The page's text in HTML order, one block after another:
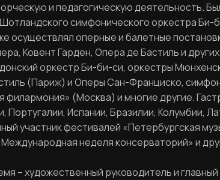
и педагогическую деятельность.
симфонического оркестра
осуществлял оперные и балетные
Ковент Гарден, Опера де Бастиль и
оркестр Би-би-си, оркестры
(Париж) и Оперы Сан-Франциско,
филармония» (Москва) и многие другие.
Испании, Бразилии, Колумбии,
участник фестивалей «Петербургская
неделя консерваторий» и
– художественный руководитель и
Забыли пароль?
Регистрация
Повторите пароль
Нажимая кнопку «Отправить», вы
правилами обработки персональных
Отправить
Вход в личный кабинет